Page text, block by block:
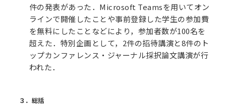
件の発表があった．Microsoft Teamsを用いてオン
ラインで開催したことや事前登録した学生の参加費
を無料にしたことなどにより，参加者数が100名を
超えた．特別企画として，2件の招待講演と8件のト
ップカンファレンス・ジャーナル採択論文講演が行
われた．
３．総括